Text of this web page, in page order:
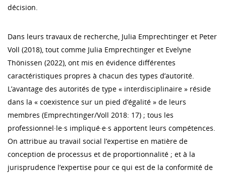
décision.
Dans leurs travaux de recherche, Julia Emprechtinger et Peter
Voll (2018), tout comme Julia Emprechtinger et Evelyne
Thönissen (2022), ont mis en évidence différentes
caractéristiques propres à chacun des types d’autorité.
L’avantage des autorités de type « interdisciplinaire » réside
dans la « coexistence sur un pied d’égalité » de leurs
membres (Emprechtinger/Voll 2018: 17) ; tous les
professionnel·le·s impliqué·e·s apportent leurs compétences.
On attribue au travail social l’expertise en matière de
conception de processus et de proportionnalité ; et à la
jurisprudence l’expertise pour ce qui est de la conformité de